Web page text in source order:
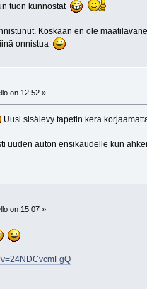
tuon kunnostat
Koskaan en ole
onnistua
on 12:52 »
Uusi sisälevy tapetin kera
uuden auton ensikaudelle kun
on 15:07 »